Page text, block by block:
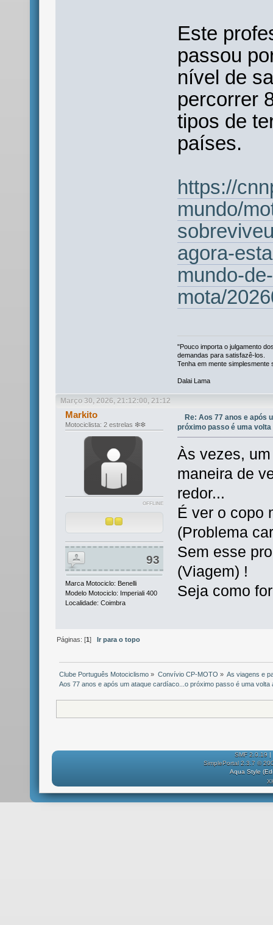
Este
passou
nível de
percorrer
tipos de
países.
https://
mundo/
agora-
mundo-de-
mota/
"Pouco importa o julgamento
demandas para satisfazê-los.
Tenha em mente simplesmente
Dalai Lama
Março 30, 2026, 21:12:00, 21:12
Markito
Motociclista: 2 estrelas ❇❇
OFFLINE
93
Marca Motociclo: Benelli
Modelo Motociclo: Imperiali 400
Localidade: Coimbra
Re: Aos 77 anos e após
próximo passo é uma volta
Às vezes,
maneira de
redor...
É ver o copo
(Problema
Sem esse
(Viagem) !
Seja como
Páginas: [1] Ir para o topo
Clube Português Motociclismo » Convívio CP-MOTO » As viagens e
Aos 77 anos e após um ataque cardíaco...o próximo passo é uma volta
SMF 2.0.19 |
SimplePortal 2.3.7 ©
Aqua Style